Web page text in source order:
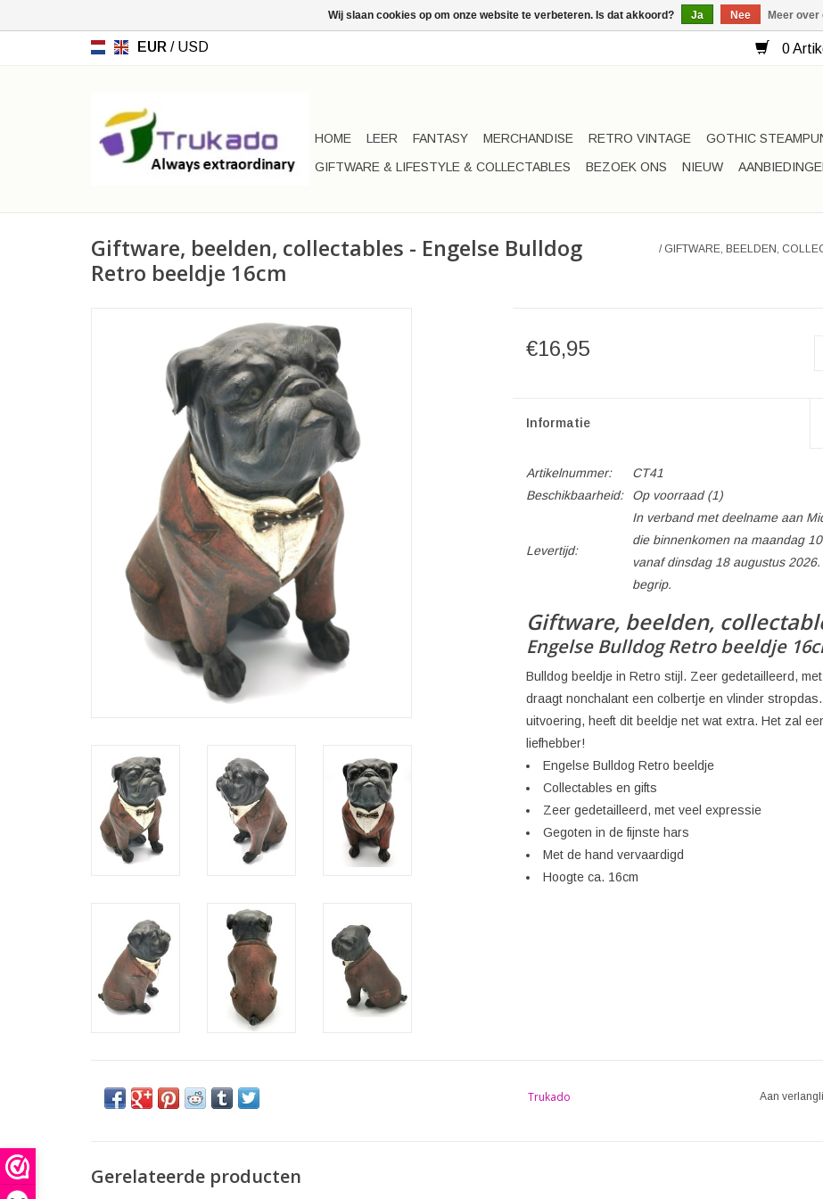
EUR / USD 0
HOME LEER FANTASY MERCHANDISE RETRO VINTAGE GOTHIC
GIFTWARE & LIFESTYLE & COLLECTABLES
BEZOEK ONS NIEUW
Giftware, beelden, collectables - Engelse Bulldog
Retro beeldje 16cm
/ GIFTWARE, BEELDEN,
€16,95
Informatie
Artikelnummer:
CT41
Beschikbaarheid:
Op voorraad(1)
Levertijd:
In verband met deelname aan
die binnenkomen na maandag
vanaf dinsdag 18 augustus
begrip.
Giftware, beelden,
Engelse Bulldog Retro beeldje
Bulldog beeldje in Retro stijl. Zeer gedetailleerd,
draagt nonchalant een colbertje en vlinder
uitvoering, heeft dit beeldje net wat extra. Het zal
liefhebber!
Engelse Bulldog Retro beeldje
Collectables en gifts
Zeer gedetailleerd, met veel expressie
Gegoten in de fijnste hars
Met de hand vervaardigd
Hoogte ca. 16cm
Trukado Aan
Gerelateerde producten
Wij slaan cookies op om onze website te verbeteren. Is dat akkoord? Ja Nee Meer over